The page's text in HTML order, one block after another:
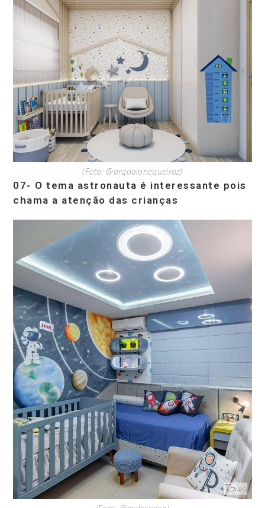
(Foto: @arqdaianequeiroz)
07- O tema astronauta é interessante pois
chama a atenção das crianças